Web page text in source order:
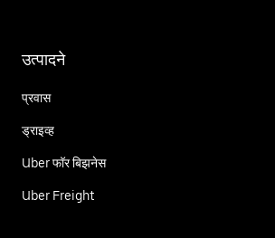
उत्पादने
प्रवास
ड्राइव्ह
Uber फॉर बिझनेस
Uber Freight